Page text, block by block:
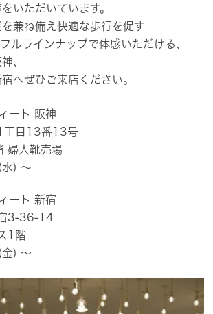
いただいています。
兼ね備え快適な​歩行を​促す
ルラインナップで​体感いただける、
、​
へぜひご来店ください。
ート 阪神
丁目13番13号
婦人靴売場
) ​～
ート 新宿
3-36-14
1階
) ～